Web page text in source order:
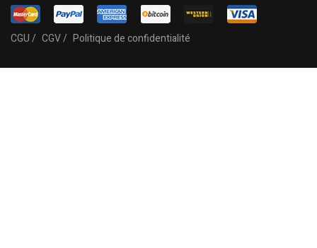
CGU / CGV / Politique de confidentialité